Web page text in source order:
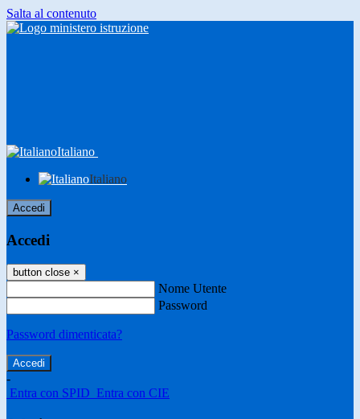
Salta al contenuto
Italiano
Italiano
Accedi
Accedi
button close ×
Nome Utente
Password
Password dimenticata?
-
Entra con SPID Entra con CIE